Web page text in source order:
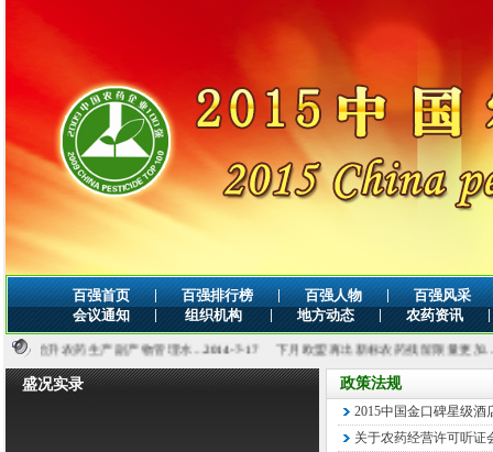
百强首页 | 百强排行榜 | 百强人物 |
百强风采
会议通知
| 组织机构 | 地方动态 | 农药资讯 |
农药生产副产物管理水...2014-7-17 下月欧盟再出新标农药残留限量更加...2014-
盛况实录 政策法规
2015中国金口碑星级酒
关于农药经营许可听证